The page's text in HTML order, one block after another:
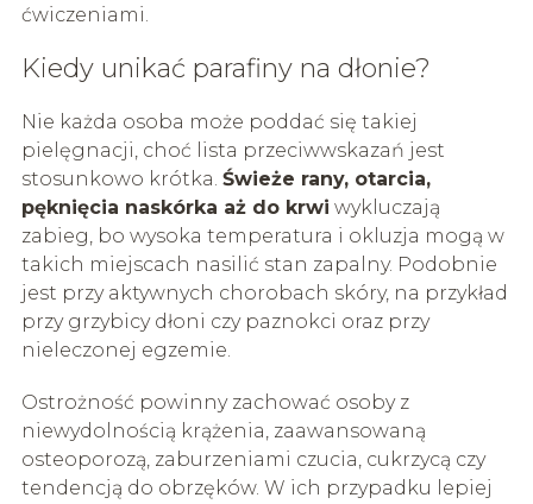
ćwiczeniami.
Kiedy unikać parafiny na dłonie?
Nie każda osoba może poddać się takiej
pielęgnacji, choć lista przeciwwskazań jest
stosunkowo krótka. Świeże rany, otarcia,
pęknięcia naskórka aż do krwi wykluczają
zabieg, bo wysoka temperatura i okluzja mogą w
takich miejscach nasilić stan zapalny. Podobnie
jest przy aktywnych chorobach skóry, na przykład
przy grzybicy dłoni czy paznokci oraz przy
nieleczonej egzemie.
Ostrożność powinny zachować osoby z
niewydolnością krążenia, zaawansowaną
osteoporozą, zaburzeniami czucia, cukrzycą czy
tendencją do obrzęków. W ich przypadku lepiej